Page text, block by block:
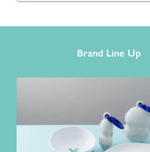
Brand Line Up